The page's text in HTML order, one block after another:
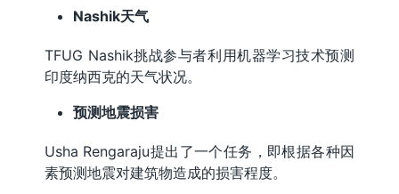
Nashik天气
TFUG Nashik挑战参与者利用机器学习技术预测
印度纳西克的天气状况。
预测地震损害
Usha Rengaraju提出了一个任务，即根据各种因
素预测地震对建筑物造成的损害程度。